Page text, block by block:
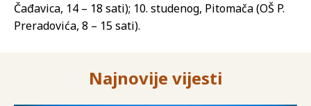
Čađavica, 14 – 18 sati); 10. studenog, Pitomača (OŠ P.
Preradovića, 8 – 15 sati).
Najnovije vijesti